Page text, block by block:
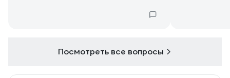
Посмотреть все вопросы